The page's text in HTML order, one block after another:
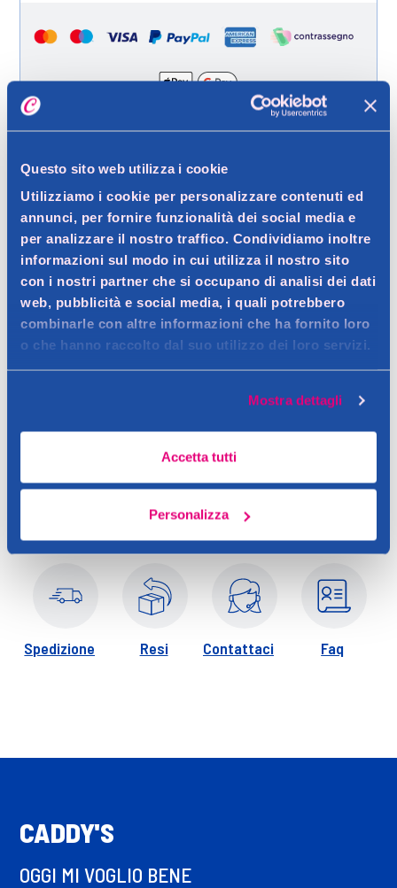
Questo sito web utilizza i cookie
Utilizziamo i cookie per personalizzare contenuti ed
annunci, per fornire funzionalità dei social media e
per analizzare il nostro traffico. Condividiamo inoltre
informazioni sul modo in cui utilizza il nostro sito
con i nostri partner che si occupano di analisi dei dati
web, pubblicità e social media, i quali potrebbero
combinarle con altre informazioni che ha fornito loro
o che hanno raccolto dal suo utilizzo dei loro servizi.
Mostra dettagli
Accetta tutti
Personalizza
Spedizione gratuita a partire da 49 €
Ritiro in negozio gratuito per i clienti registrati
Dettagli prodotto
Descrizione
Assorbiumidità usa e getta. Non è possibile scegliere la
I Minifresh hanno una azione 2in1: le perle igroscopiche
assorbono l'umidità trasformandola in gel e le perle profumate
rilasciano una delicata e persistente fragranza che crea una
speciale atmosfera in casa.
Spedizione Resi Contattaci Faq
CADDY'S
OGGI MI VOGLIO BENE